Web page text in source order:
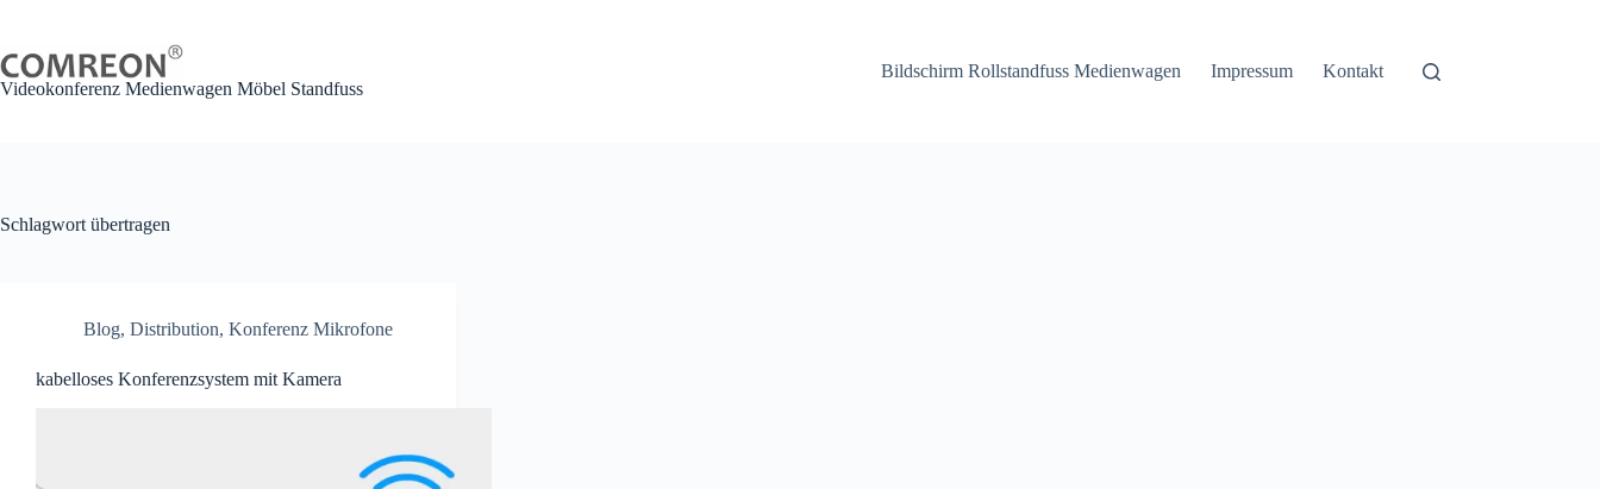
springen
Videokonferenz Medienwagen Möbel Standfuss
Bildschirm Rollstandfuss Medienwagen Impressum Kontakt
Schlagwort übertragen
Blog, Distribution, Konferenz Mikrofone
kabelloses Konferenzsystem mit Kamera